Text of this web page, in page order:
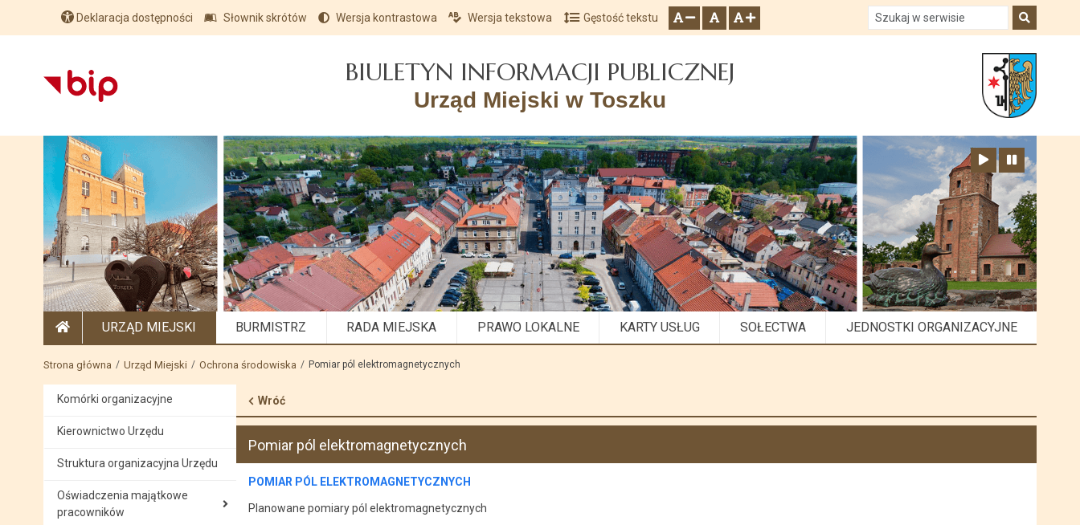
Przejdź do głównego menu
Przejdź do treści
Przejdź do mapy serwisu
Deklaracja dostępności Słownik skrótów Wersja kontrastowa Wersja tekstowa Gęstość tekstu
BIULETYN INFORMACJI PUBLICZNEJ
Urząd Miejski w Toszku
URZĄD MIEJSKI BURMISTRZ RADA MIEJSKA PRAWO LOKALNE KARTY USŁUG SOŁECTWA JEDNOSTKI ORGANIZACYJNE
Strona główna Urząd Miejski Ochrona środowiska Pomiar pól elektromagnetycznych
Komórki organizacyjne
Kierownictwo Urzędu
Struktura organizacyjna Urzędu
Oświadczenia majątkowe
pracowników
Wróć
Pomiar pól elektromagnetycznych
POMIAR PÓL ELEKTROMAGNETYCZNYCH
Planowane pomiary pól elektromagnetycznych